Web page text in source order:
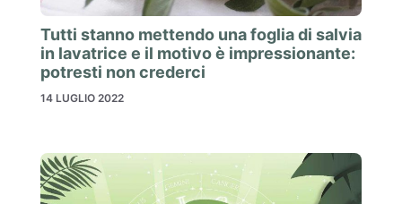
Tutti stanno mettendo una foglia di salvia
in lavatrice e il motivo è impressionante:
potresti non crederci
14 LUGLIO 2022